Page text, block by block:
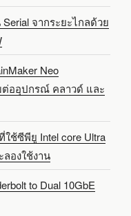
จากระยะไกลด้วย
Neo
ต่ออุปกรณ์ คลาวด์ และ
ช้ซีพียู Intel core Ultra
ลองใช้งาน
to Dual 10GbE